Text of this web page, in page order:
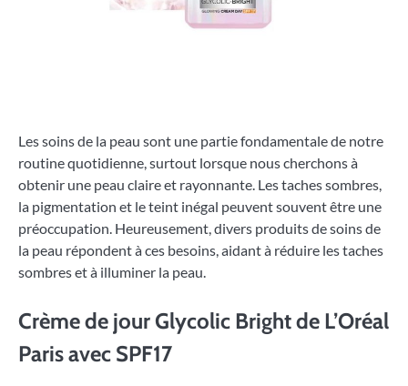
Les soins de la peau sont une partie fondamentale de notre
routine quotidienne, surtout lorsque nous cherchons à
obtenir une peau claire et rayonnante. Les taches sombres,
la pigmentation et le teint inégal peuvent souvent être une
préoccupation. Heureusement, divers produits de soins de
la peau répondent à ces besoins, aidant à réduire les taches
sombres et à illuminer la peau.
Crème de jour Glycolic Bright de L’Oréal
Paris avec SPF17